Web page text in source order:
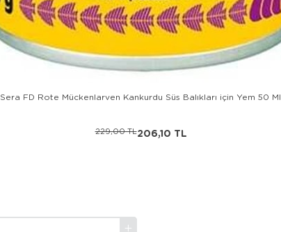
Sera FD Rote Mückenlarven Kankurdu Süs Balıkları için Yem 50 Ml
206,10 TL
229,00 TL